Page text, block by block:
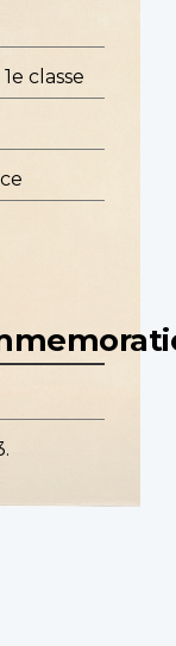
classe